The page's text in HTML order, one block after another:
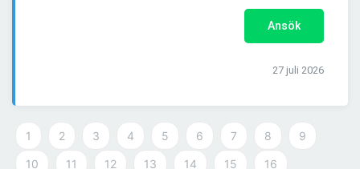
Ansök
27 juli 2026
1 2 3 4 5 6 7 8 9
10 11 12 13 14 15 16